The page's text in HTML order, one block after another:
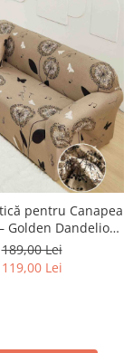
pentru Canapea
Golden Dandelion
Bej
189,00 Lei
119,00 Lei